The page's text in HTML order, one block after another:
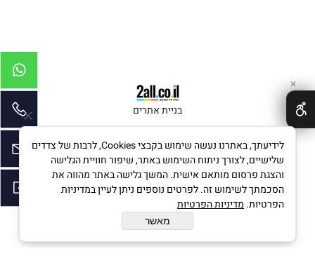
בניית אתרים
✕
לידיעתך, באתרנו נעשה שימוש בקבצי Cookies, לרבות של צדדים
שלישיים, לצורך ניתוח השימוש באתר, שיפור חוויית הגלישה
והצגת פרסום מותאם אישית. המשך גלישה באתר מהווה את
הסכמתך לשימוש זה. לפרטים נוספים ניתן לעיין במדיניות
הפרטיות. מדיניות הפרטיות
מאשר